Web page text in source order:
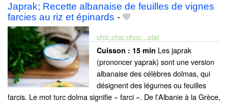
Japrak; Recette albanaise de feuilles de vignes
farcies au riz et épinards -
chic,chic,choc...olat
Cuisson : 15 min Les japrak
(prononcer yaprak) sont une version
albanaise des célèbres dolmas, qui
désignent des légumes ou feuilles
farcis. Le mot turc dolma signifie « farci ». De l'Albanie à la Grèce,